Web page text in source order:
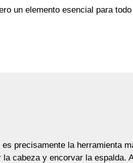
un elemento esencial para
precisamente la herramienta
cabeza y encorvar la espalda.